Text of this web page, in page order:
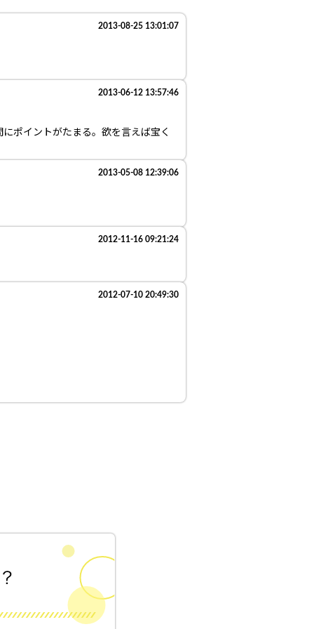
2013-08-25 13:01:07
2013-06-12 13:57:46
ポイントがたまる。欲を言えば宝く
2013-05-08 12:39:06
2012-11-16 09:21:24
2012-07-10 20:49:30